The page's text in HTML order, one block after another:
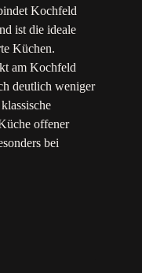
Kochfeld
ist die ideale
Küchen.
am Kochfeld
deutlich weniger
offener
bei